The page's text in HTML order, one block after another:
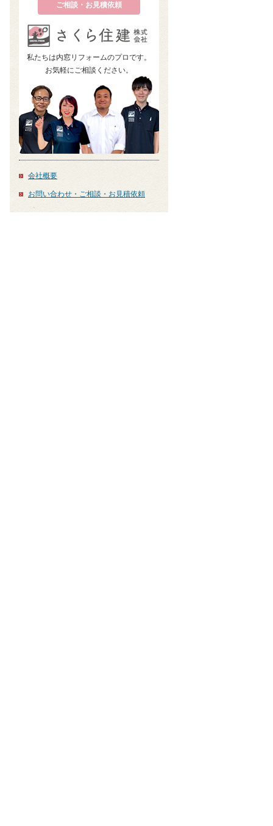
ご相談・お見積依頼
私たちは内窓リフォームのプロです。
お気軽にご相談ください。
会社概要
お問い合わせ・ご相談・お見積依頼